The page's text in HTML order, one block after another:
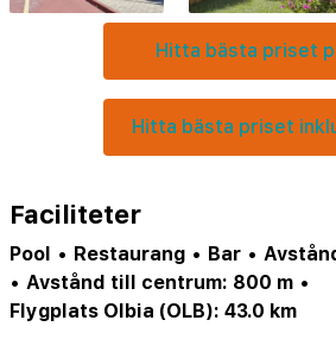
Hitta bästa priset
Hitta bästa priset
Faciliteter
Pool • Restaurang • Bar •
• Avstånd till centrum: 800 m •
Flygplats Olbia (OLB): 43.0 km